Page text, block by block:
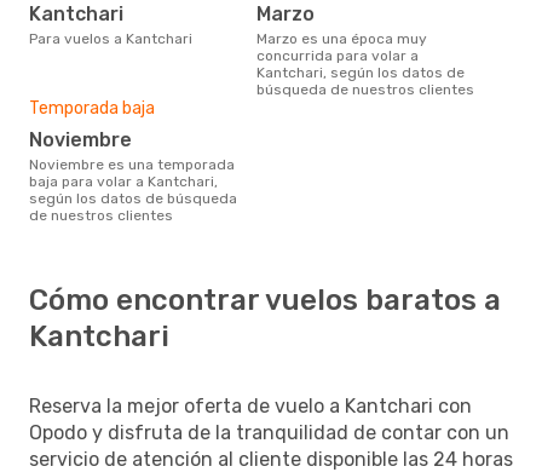
Kantchari
Para vuelos a Kantchari
marzo
marzo es una época muy
concurrida para volar a
Kantchari, según los datos de
búsqueda de nuestros clientes
Temporada baja
noviembre
noviembre es una temporada
baja para volar a Kantchari,
según los datos de búsqueda
de nuestros clientes
Cómo encontrar vuelos baratos a
Kantchari
Reserva la mejor oferta de vuelo a Kantchari con
Opodo y disfruta de la tranquilidad de contar con un
servicio de atención al cliente disponible las 24 horas